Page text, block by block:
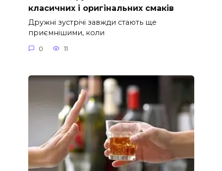
класичних і оригінальних смаків
Дружні зустрічі завжди стають ще
приємнішими, коли
0 11